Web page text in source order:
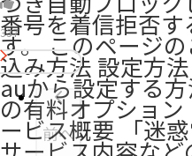
番号を着信拒否
す。 このページ
込み方法 設定方
auから設定する
の有料オプショ
ービス概要 「迷
337
前へ